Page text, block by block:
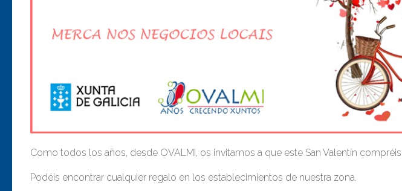
Como todos los años, desde OVALMI, os invitamos a que este San Valentín
Podéis encontrar cualquier regalo en los establecimientos de nuestra zona.